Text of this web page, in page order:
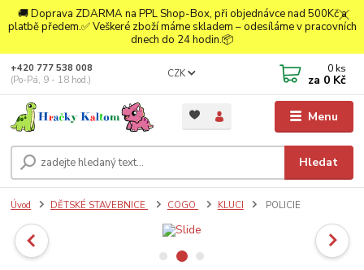
🚚 Doprava ZDARMA na PPL Shop-Box, při objednávce nad 500Kč a
platbě předem.✅ Veškeré zboží máme skladem – odesíláme v pracovních
dnech do 24 hodin.📦
Menu
CZK
Hledat
+420 777 538 008
(Po-Pá, 9 - 18 hod.)
0 ks
za 0 Kč
Úvod DĚTSKÉ STAVEBNICE COGO KLUCI POLICIE